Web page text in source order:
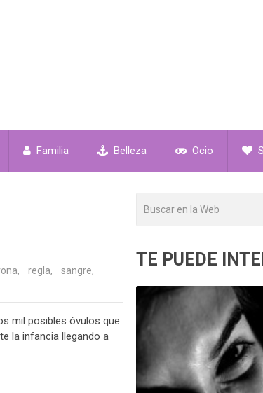
Familia Belleza Ocio
, regla, sangre,
mil posibles óvulos que
la infancia llegando a
TE PUEDE